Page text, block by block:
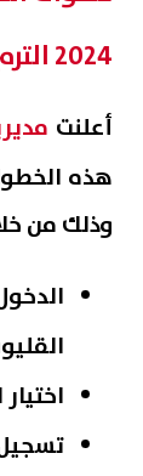
2024 الترم الثانى
أعلنت
هذه
وذلك من